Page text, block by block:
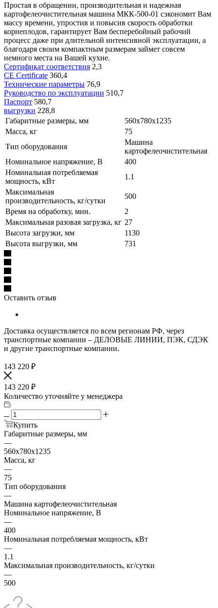
Простая в обращении, производительная и надежная
картофелеочистительная машина МКК-500-01 сэкономит Вам
массу времени, упростив и повысив скорость обработки
корнеплодов, гарантирует Вам бесперебойный рабочий
процесс даже при длительной интенсивной эксплуатации, а
благодаря своим компактным размерам займет совсем
немного места на Вашей кухне.
Сертификат соответствия 2,3
CE Certificate 360,4
Технические параметры 76,9
Руководство по эксплуатации 510,7
Паспорт 580,7
выгрузки 228,8
Габаритные размеры, мм
560х780х1235
Масса, кг
75
Тип оборудования
Машина
картофелеочистительная
Номинальное напряжение, В
400
Номинальная потребляемая
мощность, кВт
1.1
Максимальная
производительность, кг/сутки
500
Время на обработку, мин.
2
Максимальная разовая загрузка, кг 27
Высота загрузки, мм
1130
Высота выгрузки, мм
731
Оставить отзыв
Доставка осуществляется по всем регионам РФ, через
транспортные компании – ДЕЛОВЫЕ ЛИНИИ, ПЭК, СДЭК
и другие транспортные компании.
143 220 ₽
143 220 ₽
Количество уточняйте у менеджера
Купить
Габаритные размеры, мм
—
560х780х1235
Масса, кг
—
75
Тип оборудования
—
Машина картофелеочистительная
Номинальное напряжение, В
—
400
Номинальная потребляемая мощность, кВт
—
1.1
Максимальная производительность, кг/сутки
—
500